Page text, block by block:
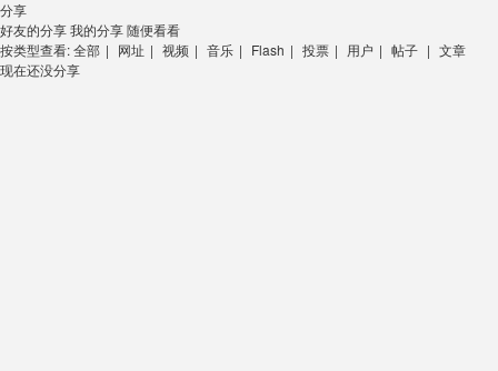
分享
好友的分享我的分享随便看看
按类型查看:全部 | 网址 | 视频 | 音乐 | Flash | 投票 | 用户 | 帖子 | 文章
现在还没分享